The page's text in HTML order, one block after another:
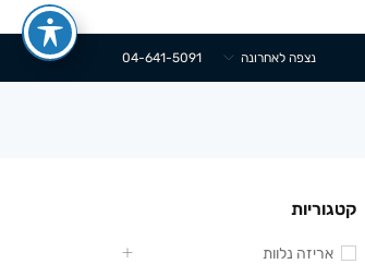
04-641-5091 נצפה לאחרונה
קטגוריות
אריזה נלוות